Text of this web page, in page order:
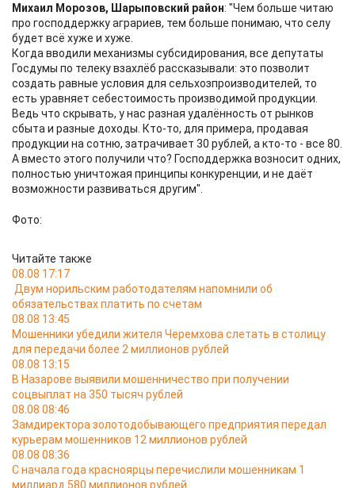
Михаил Морозов, Шарыповский район: "Чем больше читаю
про господдержку аграриев, тем больше понимаю, что селу
будет всё хуже и хуже.
Когда вводили механизмы субсидирования, все депутаты
Госдумы по телеку взахлёб рассказывали: это позволит
создать равные условия для сельхозпроизводителей, то
есть уравняет себестоимость производимой продукции.
Ведь что скрывать, у нас разная удалённость от рынков
сбыта и разные доходы. Кто-то, для примера, продавая
продукции на сотню, затрачивает 30 рублей, а кто-то - все 80.
А вместо этого получили что? Господдержка возносит одних,
полностью уничтожая принципы конкуренции, и не даёт
возможности развиваться другим".
Фото:
Читайте также
08.08 17:17
Двум норильским работодателям напомнили об
обязательствах платить по счетам
08.08 13:45
Мошенники убедили жителя Черемхова слетать в столицу
для передачи более 2 миллионов рублей
08.08 13:15
В Назарове выявили мошенничество при получении
соцвыплат на 350 тысяч рублей
08.08 08:46
Замдиректора золотодобывающего предприятия передал
курьерам мошенников 12 миллионов рублей
08.08 08:36
С начала года красноярцы перечислили мошенникам 1
миллиард 580 миллионов рублей